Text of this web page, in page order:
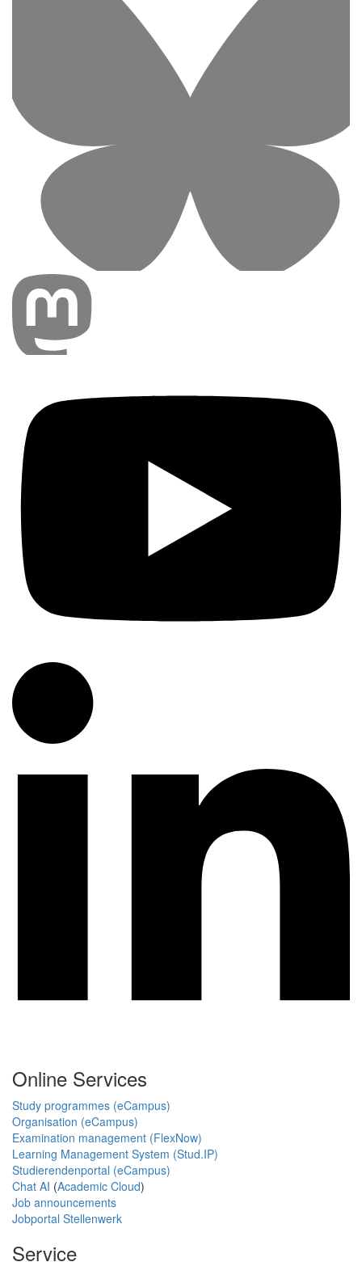
Online Services
Study programmes (eCampus)
Organisation (eCampus)
Examination management (FlexNow)
Learning Management System (Stud.IP)
Studierendenportal (eCampus)
Chat AI (Academic Cloud)
Job announcements
Jobportal Stellenwerk
Service